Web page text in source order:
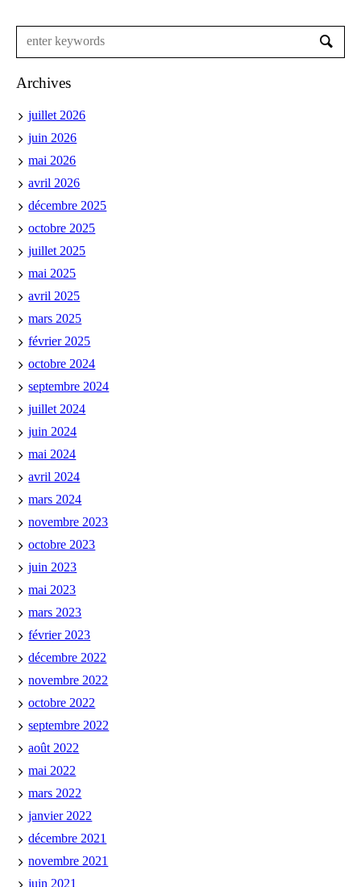
Archives
juillet 2026
juin 2026
mai 2026
avril 2026
décembre 2025
octobre 2025
juillet 2025
mai 2025
avril 2025
mars 2025
février 2025
octobre 2024
septembre 2024
juillet 2024
juin 2024
mai 2024
avril 2024
mars 2024
novembre 2023
octobre 2023
juin 2023
mai 2023
mars 2023
février 2023
décembre 2022
novembre 2022
octobre 2022
septembre 2022
août 2022
mai 2022
mars 2022
janvier 2022
décembre 2021
novembre 2021
juin 2021